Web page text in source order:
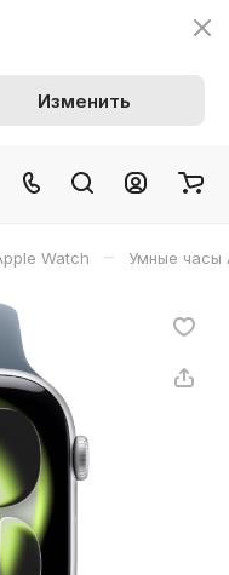
Изменить
Watch – Умные часы